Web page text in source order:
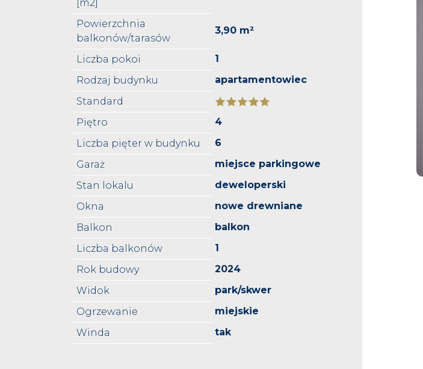
[m2]
Powierzchnia
balkonów/tarasów
3,90 m²
Liczba pokoi
1
Rodzaj budynku
apartamentowiec
Standard
Piętro
4
Liczba pięter w budynku
6
Garaż
miejsce parkingowe
Stan lokalu
deweloperski
Okna
nowe drewniane
Balkon
balkon
Liczba balkonów
1
Rok budowy
2024
Widok
park/skwer
Ogrzewanie
miejskie
Winda
tak